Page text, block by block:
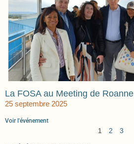
La FOSA au Meeting de Roanne
25 septembre 2025
Voir l'événement
1 2 3